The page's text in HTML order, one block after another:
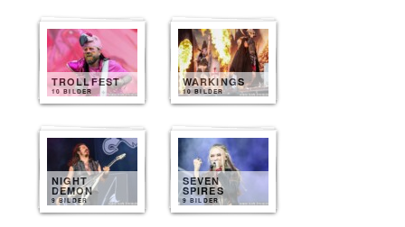
TROLLFEST
10 BILDER
WARKINGS
10 BILDER
NIGHT
DEMON
9 BILDER
SEVEN
SPIRES
9 BILDER